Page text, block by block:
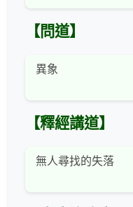
【問道】
異象
【釋經講道】
無人尋找的失落